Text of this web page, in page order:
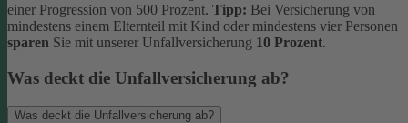
einer Progression von 500 Prozent. Tipp: Bei Versicherung von
mindestens einem Elternteil mit Kind oder mindestens vier Personen
sparen Sie mit unserer Unfallversicherung 10 Prozent.
Was deckt die Unfallversicherung ab?
Was deckt die Unfallversicherung ab?